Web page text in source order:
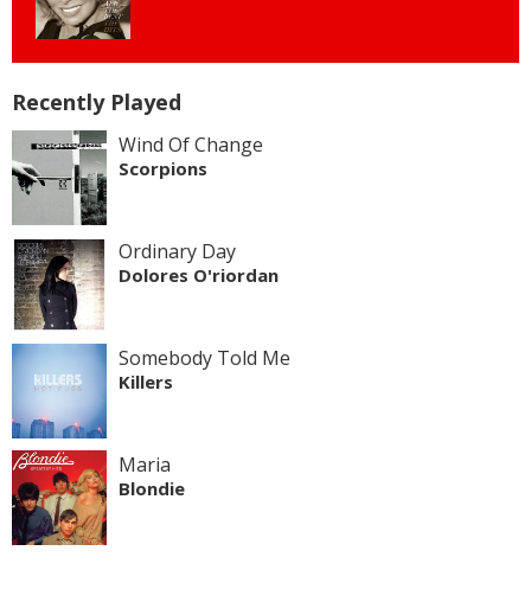
Recently Played
Wind Of Change
Scorpions
Ordinary Day
Dolores O'riordan
Somebody Told Me
Killers
Maria
Blondie